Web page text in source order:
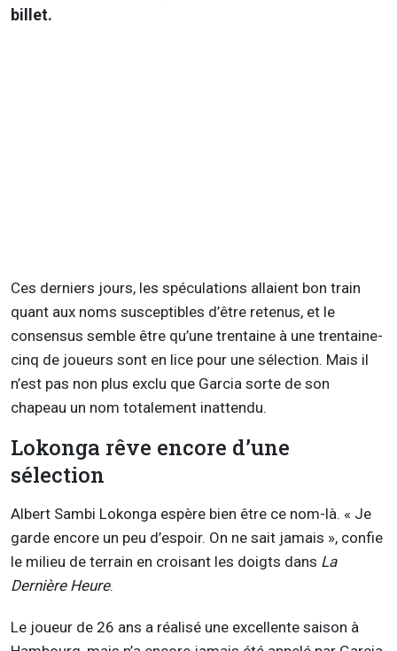
billet.
Ces derniers jours, les spéculations allaient bon train
quant aux noms susceptibles d’être retenus, et le
consensus semble être qu’une trentaine à une trentaine-
cinq de joueurs sont en lice pour une sélection. Mais il
n’est pas non plus exclu que Garcia sorte de son
chapeau un nom totalement inattendu.
Lokonga rêve encore d’une
sélection
Albert Sambi Lokonga espère bien être ce nom-là. « Je
garde encore un peu d’espoir. On ne sait jamais », confie
le milieu de terrain en croisant les doigts dans La
Dernière Heure.
Le joueur de 26 ans a réalisé une excellente saison à